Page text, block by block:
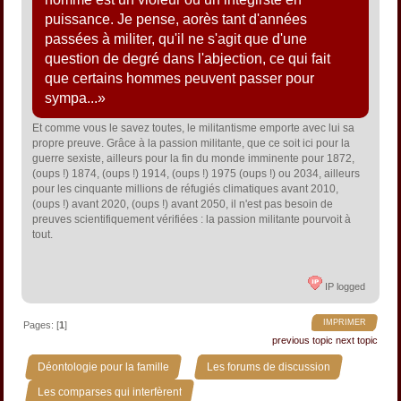
puissance. Je pense, aorès tant d'années
passées à militer, qu'il ne s'agit que d'une
question de degré dans l'abjection, ce qui fait
que certains hommes peuvent passer pour
sympa...»
Et comme vous le savez toutes, le militantisme emporte avec lui sa
propre preuve. Grâce à la passion militante, que ce soit ici pour la
guerre sexiste, ailleurs pour la fin du monde imminente pour 1872,
(oups !) 1874, (oups !) 1914, (oups !) 1975 (oups !) ou 2034, ailleurs
pour les cinquante millions de réfugiés climatiques avant 2010,
(oups !) avant 2020, (oups !) avant 2050, il n'est pas besoin de
preuves scientifiquement vérifiées : la passion militante pourvoit à
tout.
IP logged
IMPRIMER
Pages: [1]
previous topic next topic
Déontologie pour la famille » Les forums de discussion »
Les comparses qui interfèrent »